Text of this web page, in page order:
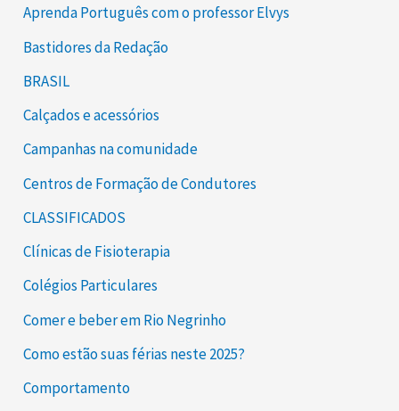
Aprenda Português com o professor Elvys
Bastidores da Redação
BRASIL
Calçados e acessórios
Campanhas na comunidade
Centros de Formação de Condutores
CLASSIFICADOS
Clínicas de Fisioterapia
Colégios Particulares
Comer e beber em Rio Negrinho
Como estão suas férias neste 2025?
Comportamento